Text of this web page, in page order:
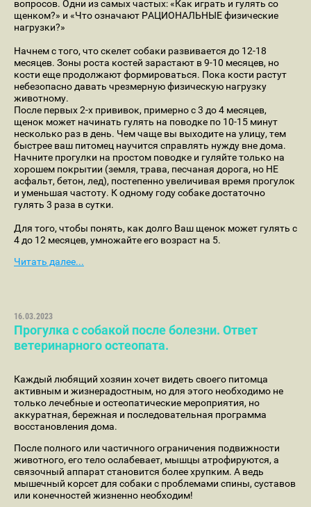
вопросов. Одни из самых частых: «Как играть и гулять со
щенком?» и «Что означают РАЦИОНАЛЬНЫЕ физические
нагрузки?»
Начнем с того, что скелет собаки развивается до 12-18
месяцев. Зоны роста костей зарастают в 9-10 месяцев, но
кости еще продолжают формироваться. Пока кости растут
небезопасно давать чрезмерную физическую нагрузку
животному.
После первых 2-х прививок, примерно с 3 до 4 месяцев,
щенок может начинать гулять на поводке по 10-15 минут
несколько раз в день. Чем чаще вы выходите на улицу, тем
быстрее ваш питомец научится справлять нужду вне дома.
Начните прогулки на простом поводке и гуляйте только на
хорошем покрытии (земля, трава, песчаная дорога, но НЕ
асфальт, бетон, лед), постепенно увеличивая время прогулок
и уменьшая частоту. К одному году собаке достаточно
гулять 3 раза в сутки.
Для того, чтобы понять, как долго Ваш щенок может гулять с
4 до 12 месяцев, умножайте его возраст на 5.
Читать далее...
16.03.2023
Прогулка с собакой после болезни. Ответ
ветеринарного остеопата.
Каждый любящий хозяин хочет видеть своего питомца
активным и жизнерадостным, но для этого необходимо не
только лечебные и остеопатические мероприятия, но
аккуратная, бережная и последовательная программа
восстановления дома.
После полного или частичного ограничения подвижности
животного, его тело ослабевает, мышцы атрофируются, а
связочный аппарат становится более хрупким. А ведь
мышечный корсет для собаки с проблемами спины, суставов
или конечностей жизненно необходим!